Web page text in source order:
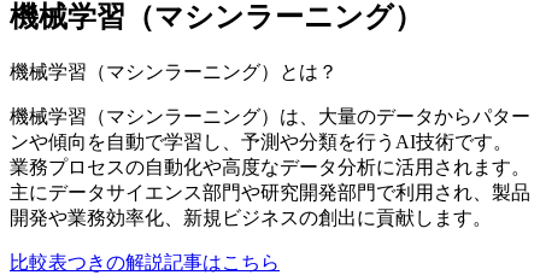
機械学習（マシンラーニング）
機械学習（マシンラーニング） とは？
機械学習（マシンラーニング）は、大量のデータからパター
ンや傾向を自動で学習し、予測や分類を行うAI技術です。
業務プロセスの自動化や高度なデータ分析に活用されます。
主にデータサイエンス部門や研究開発部門で利用され、製品
開発や業務効率化、新規ビジネスの創出に貢献します。
比較表つきの解説記事はこちら